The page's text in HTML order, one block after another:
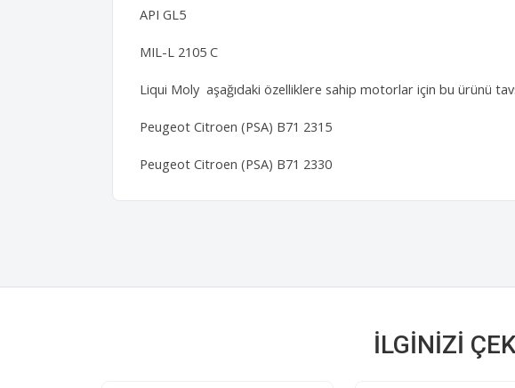
API GL5
MIL-L 2105 C
Liqui Moly aşağıdaki özelliklere sahip motorlar için bu ürünü
Peugeot Citroen (PSA) B71 2315
Peugeot Citroen (PSA) B71 2330
İLGINIZI